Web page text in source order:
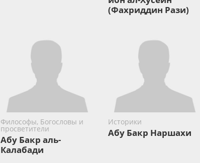
(Фахриддин Рази)
Философы, Богословы и
просветители
Абу Бакр аль-
Калабади
Историки
Абу Бакр Наршахи